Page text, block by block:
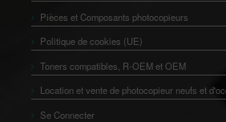
Pièces et Composants photocopieurs
Politique de cookies (UE)
Toners compatibles, R-OEM et OEM
Location et vente de photocopieur neufs et
Se Connecter